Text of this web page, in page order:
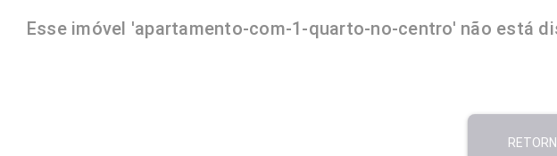
Esse imóvel 'apartamento-com-1-quarto-no-centro' não está